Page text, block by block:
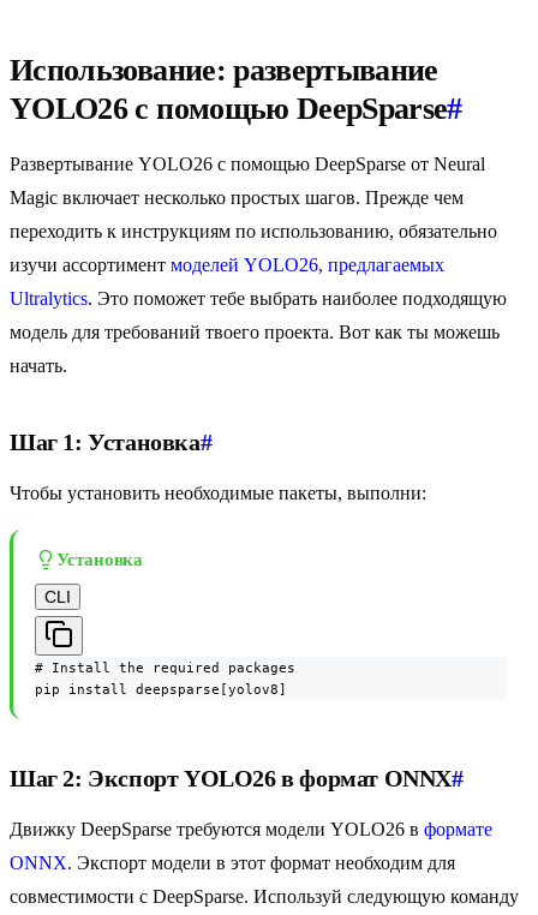
Использование: развертывание
YOLO26 с помощью DeepSparse#
Развертывание YOLO26 с помощью DeepSparse от Neural
Magic включает несколько простых шагов. Прежде чем
переходить к инструкциям по использованию, обязательно
изучи ассортимент моделей YOLO26, предлагаемых
Ultralytics. Это поможет тебе выбрать наиболее подходящую
модель для требований твоего проекта. Вот как ты можешь
начать.
Шаг 1: Установка#
Чтобы установить необходимые пакеты, выполни:
Установка
CLI
# Install the required packages
pip install deepsparse[yolov8]
Шаг 2: Экспорт YOLO26 в формат ONNX#
Движку DeepSparse требуются модели YOLO26 в формате
ONNX. Экспорт модели в этот формат необходим для
совместимости с DeepSparse. Используй следующую команду